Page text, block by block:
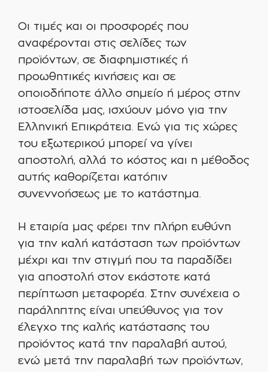
Οι τιμές και οι προσφορές που
αναφέρονται στις σελίδες των
προϊόντων, σε διαφημιστικές ή
προωθητικές κινήσεις και σε
οποιοδήποτε άλλο σημείο ή μέρος στην
ιστοσελίδα μας, ισχύουν μόνο για την
Ελληνική Επικράτεια. Ενώ για τις χώρες
του εξωτερικού μπορεί να γίνει
αποστολή, αλλά το κόστος και η μέθοδος
αυτής καθορίζεται κατόπιν
συνεννοήσεως με το κατάστημα.
Η εταιρία μας φέρει την πλήρη ευθύνη
για την καλή κατάσταση των προϊόντων
μέχρι και την στιγμή που τα παραδίδει
για αποστολή στον εκάστοτε κατά
περίπτωση μεταφορέα. Στην συνέχεια ο
παράληπτης είναι υπεύθυνος για τον
έλεγχο της καλής κατάστασης του
προϊόντος κατά την παραλαβή αυτού,
ενώ μετά την παραλαβή των προϊόντων,